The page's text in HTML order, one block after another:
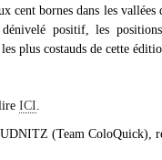
cent bornes dans les
positif, les
plus costauds de cette
ICI.
(Team ColoQuick),